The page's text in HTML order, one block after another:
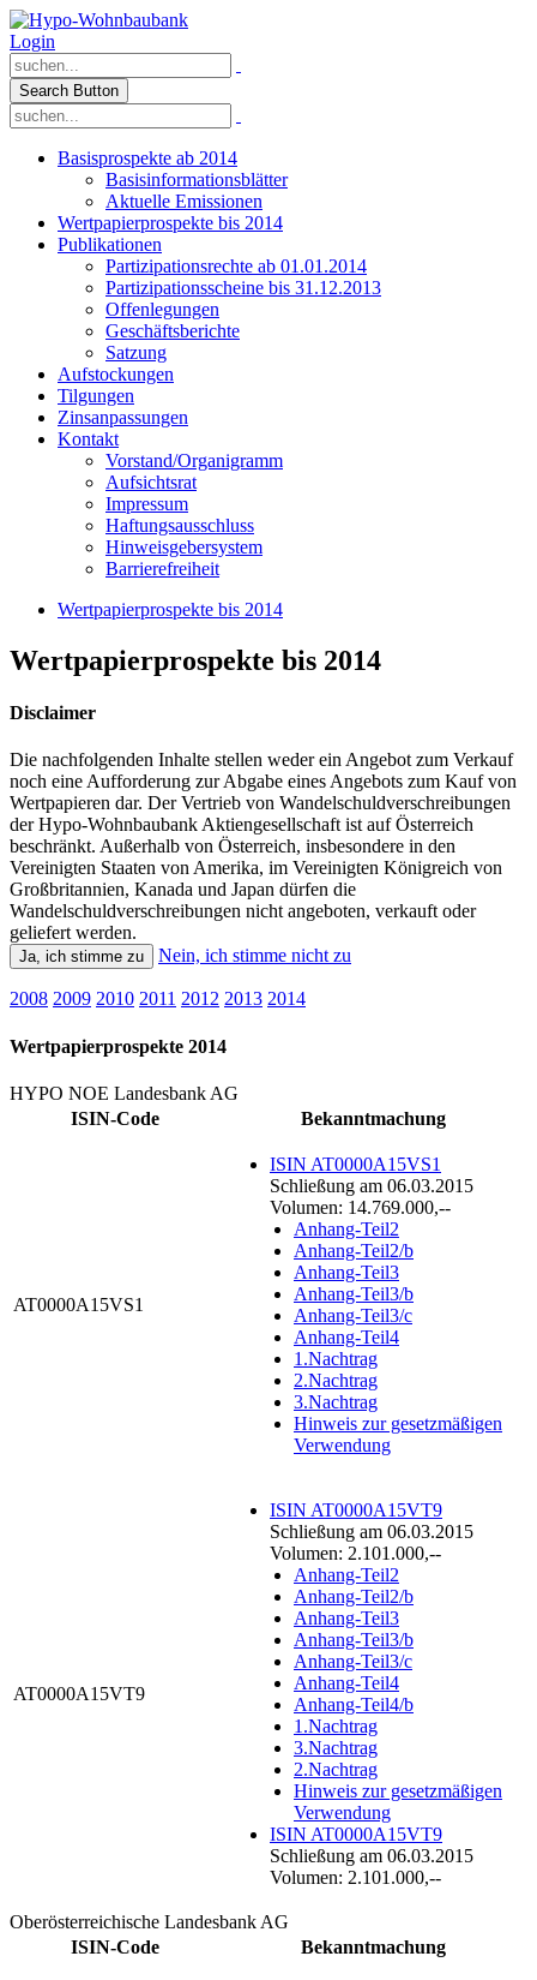
Login
Search Button
Basisprospekte ab 2014
Basisinformationsblätter
Aktuelle Emissionen
Wertpapierprospekte bis 2014
Publikationen
Partizipationsrechte ab 01.01.2014
Partizipationsscheine bis 31.12.2013
Offenlegungen
Geschäftsberichte
Satzung
Aufstockungen
Tilgungen
Zinsanpassungen
Kontakt
Vorstand/Organigramm
Aufsichtsrat
Impressum
Haftungsausschluss
Hinweisgebersystem
Barrierefreiheit
Wertpapierprospekte bis 2014
Wertpapierprospekte bis 2014
Disclaimer
Die nachfolgenden Inhalte stellen weder ein Angebot zum Verkauf
noch eine Aufforderung zur Abgabe eines Angebots zum Kauf von
Wertpapieren dar. Der Vertrieb von Wandelschuldverschreibungen
der Hypo-Wohnbaubank Aktiengesellschaft ist auf Österreich
beschränkt. Außerhalb von Österreich, insbesondere in den
Vereinigten Staaten von Amerika, im Vereinigten Königreich von
Großbritannien, Kanada und Japan dürfen die
Wandelschuldverschreibungen nicht angeboten, verkauft oder
geliefert werden.
Ja, ich stimme zu Nein, ich stimme nicht zu
2008 2009 2010 2011 2012 2013 2014
Wertpapierprospekte 2014
HYPO NOE Landesbank AG
ISIN-Code
Bekanntmachung
AT0000A15VS1
ISIN AT0000A15VS1
Schließung am 06.03.2015
Volumen: 14.769.000,--
Anhang-Teil2
Anhang-Teil2/b
Anhang-Teil3
Anhang-Teil3/b
Anhang-Teil3/c
Anhang-Teil4
1.Nachtrag
2.Nachtrag
3.Nachtrag
Hinweis zur gesetzmäßigen
Verwendung
AT0000A15VT9
ISIN AT0000A15VT9
Schließung am 06.03.2015
Volumen: 2.101.000,--
Anhang-Teil2
Anhang-Teil2/b
Anhang-Teil3
Anhang-Teil3/b
Anhang-Teil3/c
Anhang-Teil4
Anhang-Teil4/b
1.Nachtrag
3.Nachtrag
2.Nachtrag
Hinweis zur gesetzmäßigen
Verwendung
ISIN AT0000A15VT9
Schließung am 06.03.2015
Volumen: 2.101.000,--
Oberösterreichische Landesbank AG
ISIN-Code
Bekanntmachung